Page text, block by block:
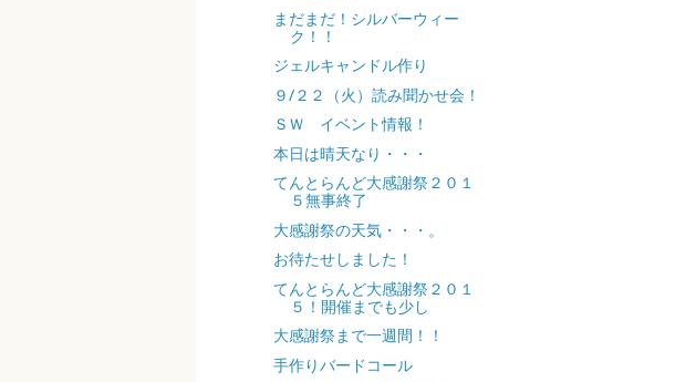
まだまだ！シルバーウィー
ク！！
ジェルキャンドル作り
９/２２（火）読み聞かせ会！
ＳＷ イベント情報！
本日は晴天なり・・・
てんとらんど大感謝祭２０１
５無事終了
大感謝祭の天気・・・。
お待たせしました！
てんとらんど大感謝祭２０１
５！開催までも少し
大感謝祭まで一週間！！
手作りバードコール